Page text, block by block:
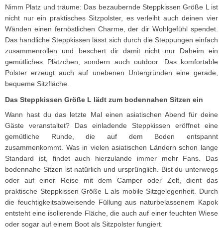
Nimm Platz und träume: Das bezaubernde Steppkissen Größe L ist
nicht nur ein praktisches Sitzpolster, es verleiht auch deinen vier
Wänden einen fernöstlichen Charme, der dir Wohlgefühl spendet.
Das handliche Steppkissen lässt sich durch die Steppungen einfach
zusammenrollen und beschert dir damit nicht nur Daheim ein
gemütliches Plätzchen, sondern auch outdoor. Das komfortable
Polster erzeugt auch auf unebenen Untergründen eine gerade,
bequeme Sitzfläche.
Das Steppkissen Größe L lädt zum bodennahen Sitzen ein
Wann hast du das letzte Mal einen asiatischen Abend für deine
Gäste veranstaltet? Das einladende Steppkissen eröffnet eine
gemütliche Runde, die auf dem Boden entspannt
zusammenkommt. Was in vielen asiatischen Ländern schon lange
Standard ist, findet auch hierzulande immer mehr Fans. Das
bodennahe Sitzen ist natürlich und ursprünglich. Bist du unterwegs
oder auf einer Reise mit dem Camper oder Zelt, dient das
praktische Steppkissen Größe L als mobile Sitzgelegenheit. Durch
die feuchtigkeitsabweisende Füllung aus naturbelassenem Kapok
entsteht eine isolierende Fläche, die auch auf einer feuchten Wiese
oder sogar auf einem Boot als Sitzpolster fungiert.